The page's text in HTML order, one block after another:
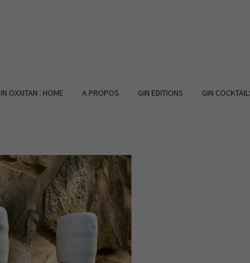
OXXITAN : HOME A PROPOS GIN EDITIONS GIN